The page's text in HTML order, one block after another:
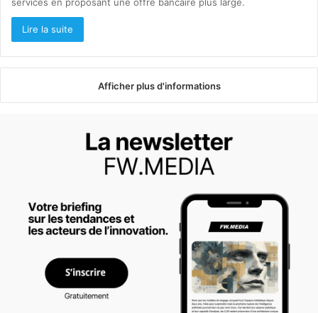
Lire la suite
Afficher plus d'informations